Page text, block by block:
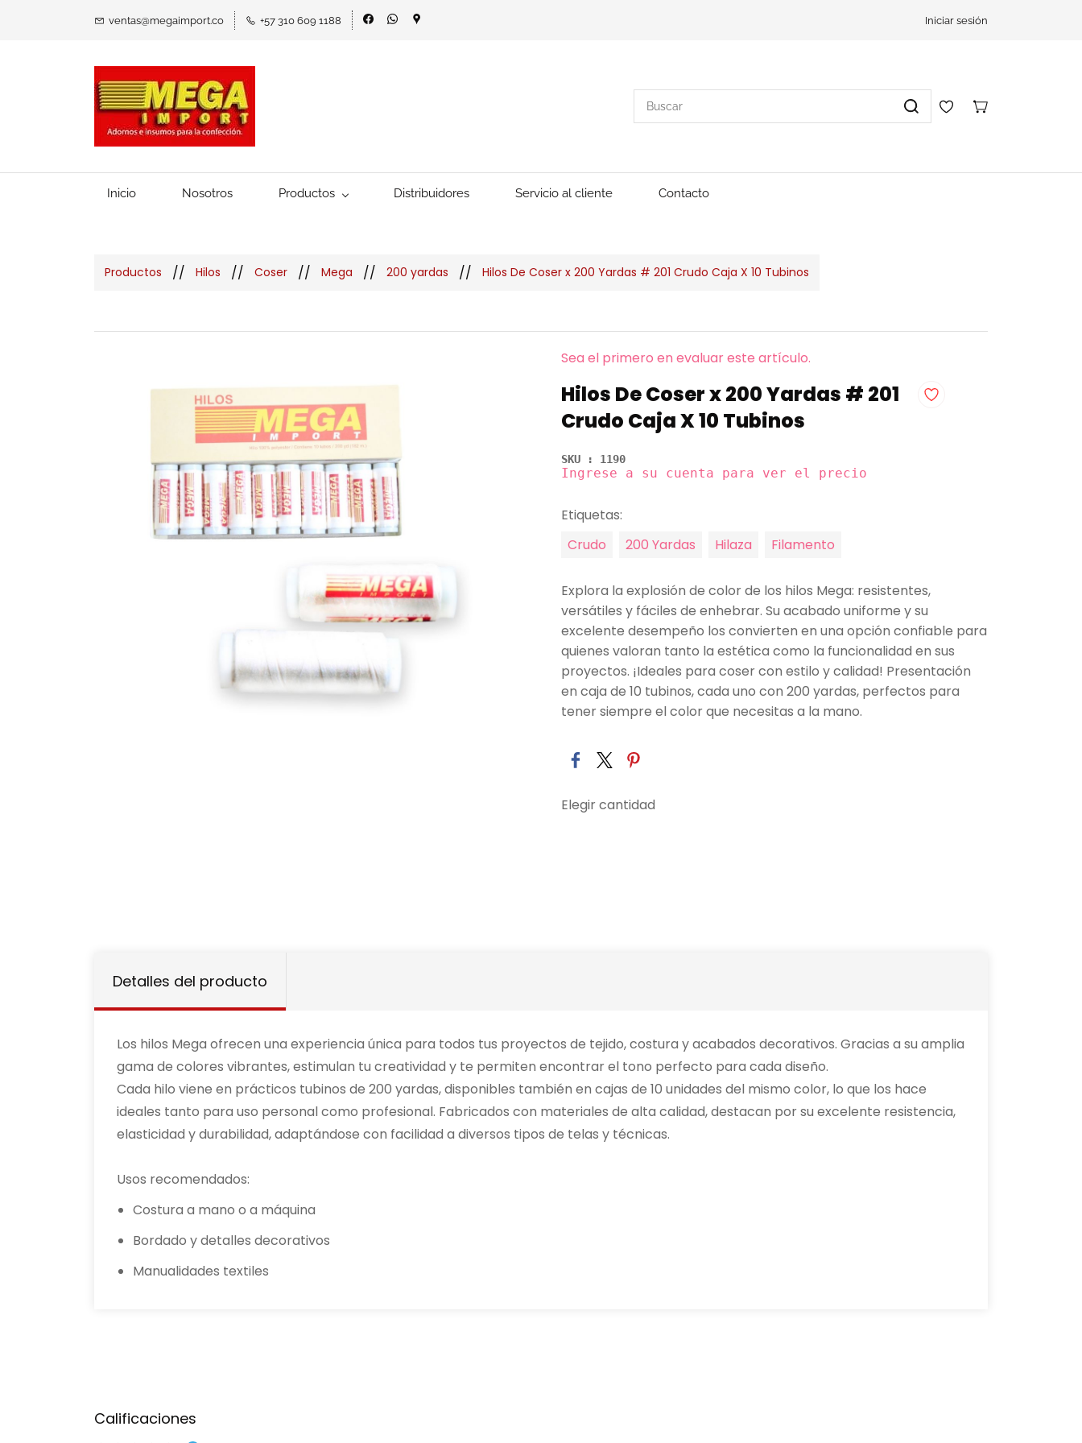
ventas@megaimport.co +57 310 609 1188 Iniciar sesión
Inicio Nosotros Productos Distribuidores Servicio al cliente Contacto
Productos // Hilos // Coser // Mega // 200 yardas // Hilos De Coser x 200 Yardas # 201 Crudo Caja X 10 Tubinos
Sea el primero en evaluar este artículo.
Hilos De Coser x 200 Yardas # 201
Crudo Caja X 10 Tubinos
SKU : 1190
Ingrese a su cuenta para ver el precio
Etiquetas:
Crudo
200 Yardas Hilaza Filamento
Explora la explosión de color de los hilos Mega: resistentes,
versátiles y fáciles de enhebrar. Su acabado uniforme y su
excelente desempeño los convierten en una opción confiable para
quienes valoran tanto la estética como la funcionalidad en sus
proyectos. ¡Ideales para coser con estilo y calidad! Presentación
en caja de 10 tubinos, cada uno con 200 yardas, perfectos para
tener siempre el color que necesitas a la mano.
Elegir cantidad
Detalles del producto
Los hilos Mega ofrecen una experiencia única para todos tus proyectos de tejido, costura y acabados decorativos. Gracias a su amplia
gama de colores vibrantes, estimulan tu creatividad y te permiten encontrar el tono perfecto para cada diseño.
Cada hilo viene en prácticos tubinos de 200 yardas, disponibles también en cajas de 10 unidades del mismo color, lo que los hace
ideales tanto para uso personal como profesional. Fabricados con materiales de alta calidad, destacan por su excelente resistencia,
elasticidad y durabilidad, adaptándose con facilidad a diversos tipos de telas y técnicas.
Usos recomendados:
Costura a mano o a máquina
Bordado y detalles decorativos
Manualidades textiles
Calificaciones